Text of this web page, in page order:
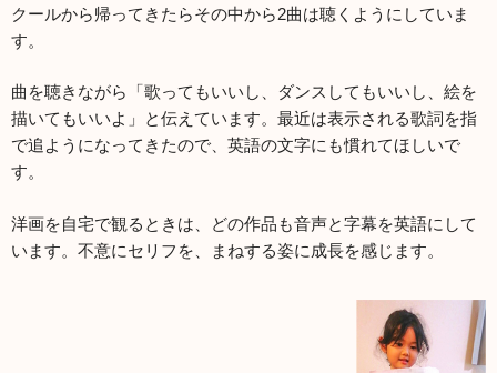
クールから帰ってきたらその中から2曲は聴くようにしていま
す。
曲を聴きながら「歌ってもいいし、ダンスしてもいいし、絵を
描いてもいいよ」と伝えています。最近は表示される歌詞を指
で追ようになってきたので、英語の文字にも慣れてほしいで
す。
洋画を自宅で観るときは、どの作品も音声と字幕を英語にして
います。不意にセリフを、まねする姿に成長を感じます。